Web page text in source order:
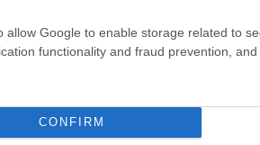
allow Google to enable storage related to
functionality and fraud prevention, and
CONFIRM